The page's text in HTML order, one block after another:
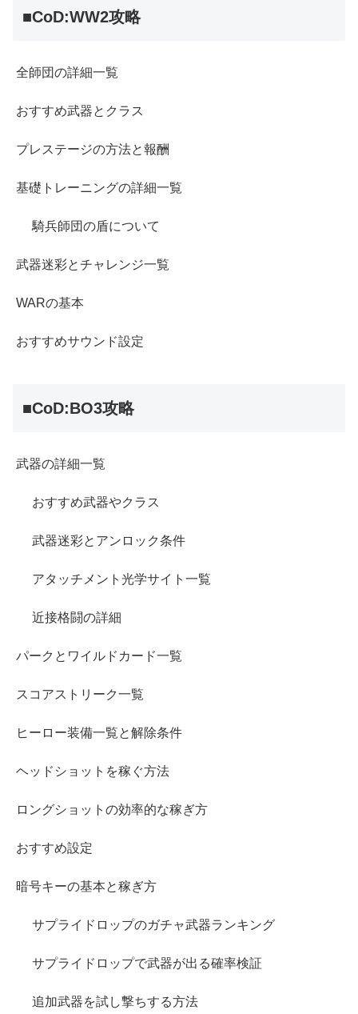
■CoD:WW2攻略
全師団の詳細一覧
おすすめ武器とクラス
プレステージの方法と報酬
基礎トレーニングの詳細一覧
騎兵師団の盾について
武器迷彩とチャレンジ一覧
WARの基本
おすすめサウンド設定
■CoD:BO3攻略
武器の詳細一覧
おすすめ武器やクラス
武器迷彩とアンロック条件
アタッチメント光学サイト一覧
近接格闘の詳細
パークとワイルドカード一覧
スコアストリーク一覧
ヒーロー装備一覧と解除条件
ヘッドショットを稼ぐ方法
ロングショットの効率的な稼ぎ方
おすすめ設定
暗号キーの基本と稼ぎ方
サプライドロップのガチャ武器ランキング
サプライドロップで武器が出る確率検証
追加武器を試し撃ちする方法